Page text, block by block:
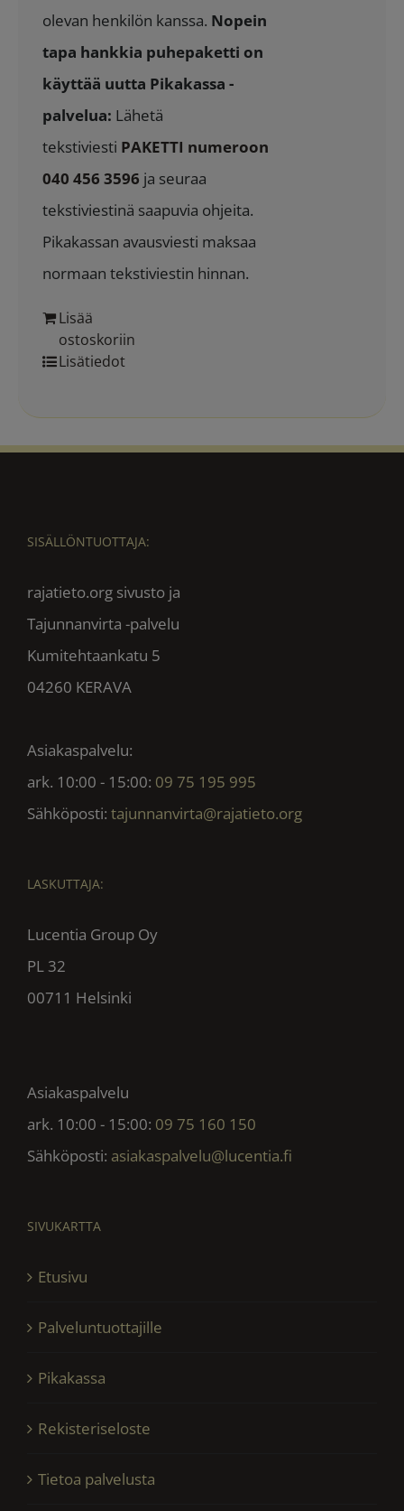
olevan henkilön kanssa. Nopein
tapa hankkia puhepaketti on
käyttää uutta Pikakassa -
palvelua: Lähetä
tekstiviesti PAKETTI numeroon
040 456 3596 ja seuraa
tekstiviestinä saapuvia ohjeita.
Pikakassan avausviesti maksaa
normaan tekstiviestin hinnan.
Lisää
ostoskoriin
Lisätiedot
SISÄLLÖNTUOTTAJA:
rajatieto.org sivusto ja
Tajunnanvirta -palvelu
Kumitehtaankatu 5
04260 KERAVA
Asiakaspalvelu:
ark. 10:00 - 15:00: 09 75 195 995
Sähköposti: tajunnanvirta@rajatieto.org
LASKUTTAJA:
Lucentia Group Oy
PL 32
00711 Helsinki
Asiakaspalvelu
ark. 10:00 - 15:00: 09 75 160 150
Sähköposti: asiakaspalvelu@lucentia.fi
SIVUKARTTA
Etusivu
Palveluntuottajille
Pikakassa
Rekisteriseloste
Tietoa palvelusta